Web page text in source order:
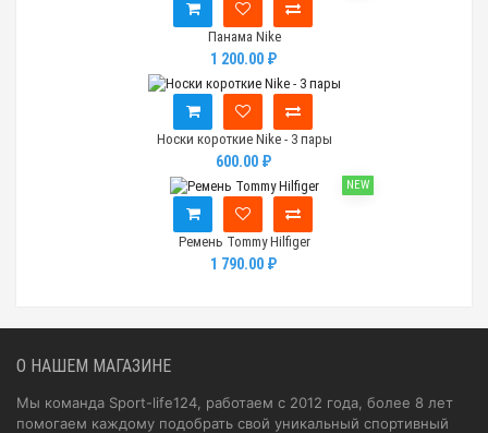
Панама Nike
1 200.00 ₽
Носки короткие Nike - 3 пары
600.00 ₽
NEW
Ремень Tommy Hilfiger
1 790.00 ₽
О НАШЕМ МАГАЗИНЕ
Мы команда Sport-life124, работаем с 2012 года, более 8 лет
помогаем каждому подобрать свой уникальный спортивный